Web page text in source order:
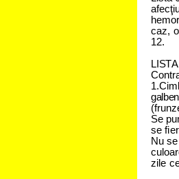
caz,
12.
LI ST
1.
Se pu
se fier
Nu
zile c